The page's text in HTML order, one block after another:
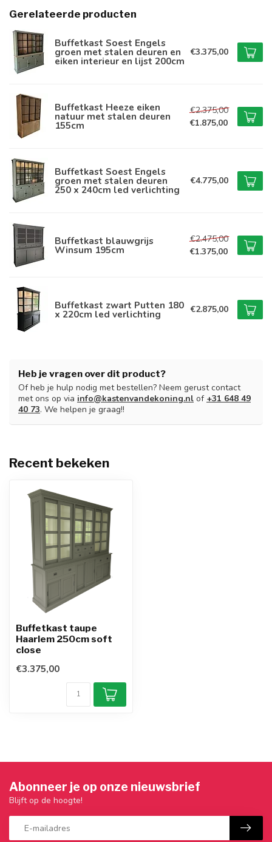
Gerelateerde producten
Buffetkast Soest Engels
groen met stalen deuren en
eiken interieur en lijst 200cm
€3.375,00
Buffetkast Heeze eiken
natuur met stalen deuren
155cm
€2.375,00
€1.875,00
Buffetkast Soest Engels
groen met stalen deuren
250 x 240cm led verlichting
€4.775,00
Buffetkast blauwgrijs
Winsum 195cm
€2.475,00
€1.375,00
Buffetkast zwart Putten 180
x 220cm led verlichting €2.875,00
Heb je vragen over dit product?
Of heb je hulp nodig met bestellen? Neem gerust contact
met ons op via info@kastenvandekoning.nl of +31 648 49
40 73. We helpen je graag!!
Recent bekeken
Buffetkast taupe
Haarlem 250cm soft
close
€3.375,00
Abonneer je op onze nieuwsbrief
Blijft op de hoogte!